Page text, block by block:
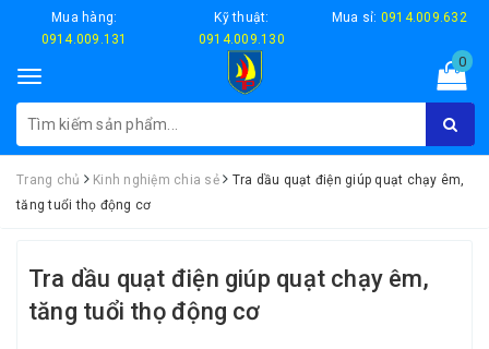
Mua hàng:
0914.009.131
Kỹ thuật:
0914.009.130
Mua sỉ: 0914.009.632
Toggle
navigation
0
Trang chủ Kinh nghiệm chia sẻ
Tra dầu quạt điện giúp quạt chạy êm,
tăng tuổi thọ động cơ
Tra dầu quạt điện giúp quạt chạy êm,
tăng tuổi thọ động cơ